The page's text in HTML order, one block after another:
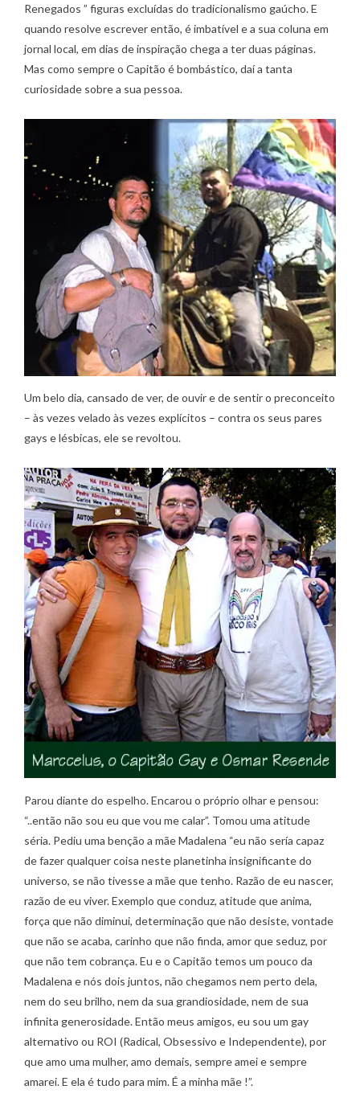
Renegados ” figuras excluídas do tradicionalismo gaúcho. E
quando resolve escrever então, é imbatível e a sua coluna em
jornal local, em dias de inspiração chega a ter duas páginas.
Mas como sempre o Capitão é bombástico, daí a tanta
curiosidade sobre a sua pessoa.
Um belo dia, cansado de ver, de ouvir e de sentir o preconceito
– às vezes velado às vezes explícitos – contra os seus pares
gays e lésbicas, ele se revoltou.
Parou diante do espelho. Encarou o próprio olhar e pensou:
“..então não sou eu que vou me calar”. Tomou uma atitude
séria. Pediu uma benção a mãe Madalena “eu não sería capaz
de fazer qualquer coisa neste planetinha insignificante do
universo, se não tivesse a mãe que tenho. Razão de eu nascer,
razão de eu viver. Exemplo que conduz, atitude que anima,
força que não diminui, determinação que não desiste, vontade
que não se acaba, carinho que não finda, amor que seduz, por
que não tem cobrança. Eu e o Capitão temos um pouco da
Madalena e nós dois juntos, não chegamos nem perto dela,
nem do seu brilho, nem da sua grandiosidade, nem de sua
infinita generosidade. Então meus amigos, eu sou um gay
alternativo ou ROI (Radical, Obsessivo e Independente), por
que amo uma mulher, amo demais, sempre amei e sempre
amarei. E ela é tudo para mim. É a minha mãe !”.